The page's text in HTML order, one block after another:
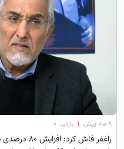
۸ ماه پیش | بازدید: 0
راغفر فاش